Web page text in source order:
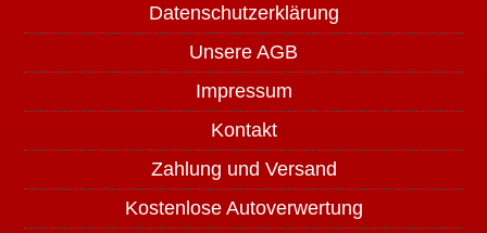
Datenschutzerklärung
Unsere AGB
Impressum
Kontakt
Zahlung und Versand
Kostenlose Autoverwertung